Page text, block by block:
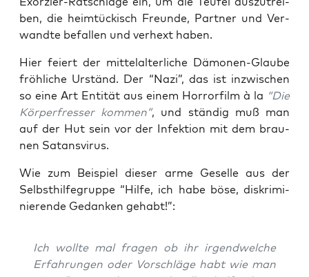
ben, die heim­tü­ckisch Freun­de, Part­ner und Ver­
wand­te befal­len und ver­hext haben.
Hier fei­ert der mit­tel­al­ter­li­che Dämo­nen-Glau­be
fröh­li­che Urständ. Der “Nazi”, das ist inzwi­schen
so eine Art Enti­tät aus einem Hor­ror­film à la “Die
Kör­per­fres­ser kom­men”, und stän­dig muß man
auf der Hut sein vor der Infek­ti­on mit dem brau­
nen Satansvirus.
Wie zum Bei­spiel die­ser arme Gesel­le aus der
Selbst­hil­fe­grup­pe “Hil­fe, ich habe böse, dis­kri­mi­
nie­ren­de Gedan­ken gehabt!”:
Ich woll­te mal fra­gen ob ihr irgend­wel­che
Erfah­run­gen oder Vor­schlä­ge habt wie man